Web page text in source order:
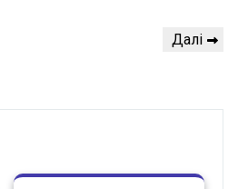
Далі